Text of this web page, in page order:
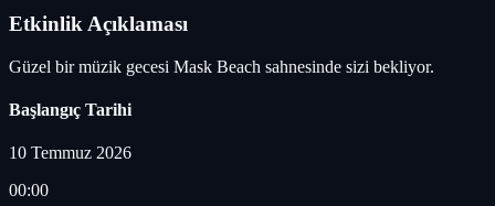
Etkinlik Açıklaması
Güzel bir müzik gecesi Mask Beach sahnesinde sizi bekliyor.
Başlangıç Tarihi
10 Temmuz 2026
00:00